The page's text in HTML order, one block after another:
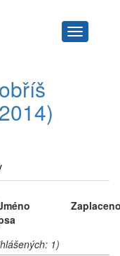
Navigace
1)